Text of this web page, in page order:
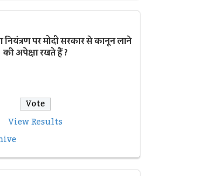
पर मोदी सरकार से कानून लाने
की अपेक्षा रखते हैं ?
View Results